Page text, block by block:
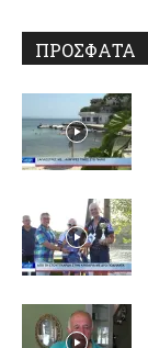
ΠΡΟΣΦΑΤΑ